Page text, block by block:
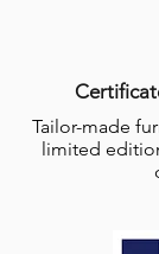
Tailor-made
limited